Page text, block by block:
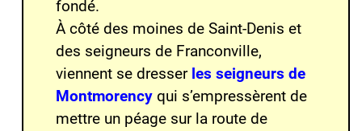
fondé.
À côté des moines de Saint-Denis et
des seigneurs de Franconville,
viennent se dresser les seigneurs de
Montmorency qui s’empressèrent de
mettre un péage sur la route de